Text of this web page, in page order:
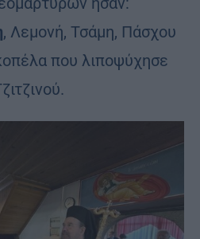
, Λεμονή, Τσάμη, Πάσχου
που λιποψύχησε